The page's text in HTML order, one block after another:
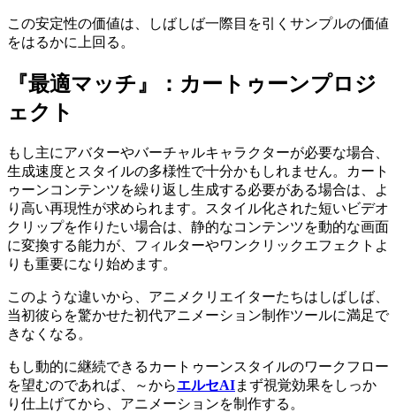
この安定性の価値は、しばしば一際目を引くサンプルの価値
をはるかに上回る。
『最適マッチ』：カートゥーンプロジ
ェクト
もし主にアバターやバーチャルキャラクターが必要な場合、
生成速度とスタイルの多様性で十分かもしれません。カート
ゥーンコンテンツを繰り返し生成する必要がある場合は、よ
り高い再現性が求められます。スタイル化された短いビデオ
クリップを作りたい場合は、静的なコンテンツを動的な画面
に変換する能力が、フィルターやワンクリックエフェクトよ
りも重要になり始めます。
このような違いから、アニメクリエイターたちはしばしば、
当初彼らを驚かせた初代アニメーション制作ツールに満足で
きなくなる。
もし動的に継続できるカートゥーンスタイルのワークフロー
を望むのであれば、～からエルセAIまず視覚効果をしっか
り仕上げてから、アニメーションを制作する。